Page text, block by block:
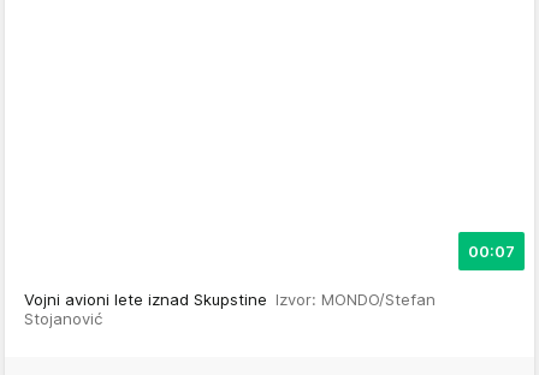
00:07
Vojni avioni lete iznad Skupstine Izvor: MONDO/Stefan
Stojanović